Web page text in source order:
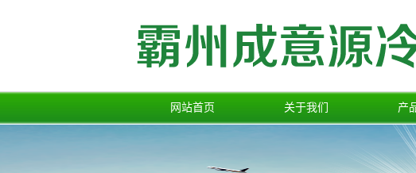
网站首页 关于我们 产
冷
热